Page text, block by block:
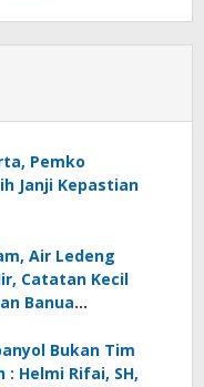
Pemko
Janji Kepastian
Air Ledeng
Catatan Kecil
Banua
Oleh : Helmi
Bukan Tim
: Helmi Rifai, SH,